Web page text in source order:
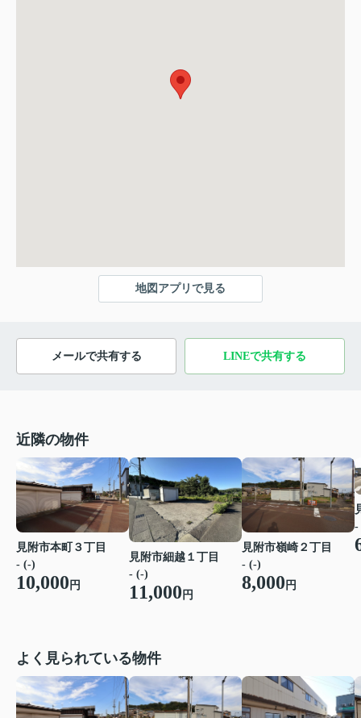
地図アプリで見る
メールで共有する LINEで共有する
近隣の物件
見附市本町３丁目
- (-)
10,000 円
見附市細越１丁目
- (-)
11,000 円
見附市嶺崎２丁目
- (-)
8,000 円
-
よく見られている物件